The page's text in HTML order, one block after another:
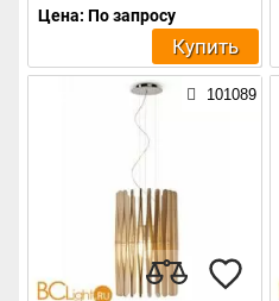
Цена: По запросу
Купить
101089